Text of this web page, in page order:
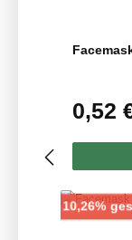
Regulärer
0,52
10,26%